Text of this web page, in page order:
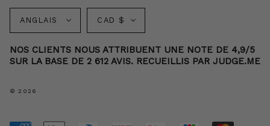
Langue
ANGLAIS Monnaie
CAD $
NOS CLIENTS NOUS ATTRIBUENT UNE NOTE DE 4,9/5
SUR LA BASE DE 2 612 AVIS. RECUEILLIS PAR JUDGE.ME
© 2026